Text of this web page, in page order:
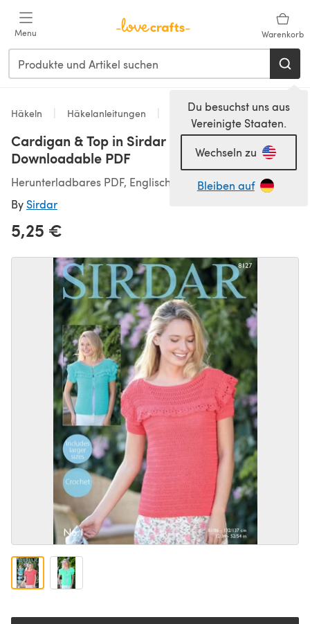
Menu Warenkorb
Du besuchst uns aus
Vereinigte Staaten.
Wechseln zu
Bleiben auf
Häkeln Häkelanleitungen Jacken
Cardigan & Top in Sirdar No.1 - 8127 -
Downloadable PDF
Herunterladbares PDF, Englisch
By Sirdar
5,25 €